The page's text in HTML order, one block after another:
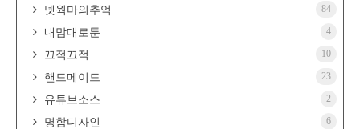
넷웍마의추억 84
내맘대로툰 4
끄적끄적 10
핸드메이드 23
유튜브소스 2
명함디자인 6